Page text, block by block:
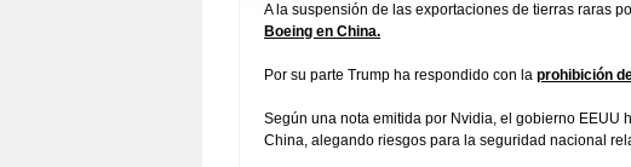
A la suspensión de las exportaciones de tierras raras
Boeing en China.
Por su parte Trump ha respondido con la prohibición
Según una nota emitida por Nvidia, el gobierno EEUU
China, alegando riesgos para la seguridad nacional